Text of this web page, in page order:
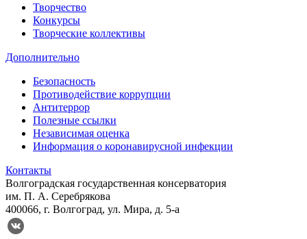
Творчество
Конкурсы
Творческие коллективы
Дополнительно
Безопасность
Противодействие коррупции
Антитеррор
Полезные ссылки
Независимая оценка
Информация о коронавирусной инфекции
Контакты
Волгоградская государственная консерватория
им. П. А. Серебрякова
400066, г. Волгоград, ул. Мира, д. 5-а